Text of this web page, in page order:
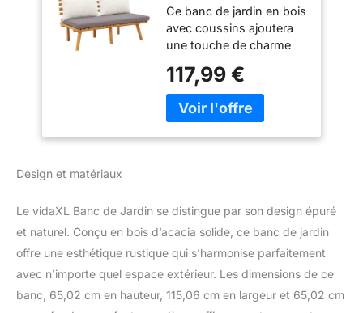
Bois Solide d'acacia
Ce banc de jardin en bois
avec coussins ajoutera
une touche de charme
à tout autre espace de
vie extérieur Le banc a
été fabriqué à partir de
coussins de dossier
épais ajoutent au confort
d'assise du banc De
assembler. Couleur :
naturel, gris foncé
117,99 €
Design et matériaux
Le vidaXL Banc de Jardin se distingue par son design épuré
et naturel. Conçu en bois d’acacia solide, ce banc de jardin
offre une esthétique rustique qui s’harmonise parfaitement
avec n’importe quel espace extérieur. Les dimensions de ce
banc, 65,02 cm en hauteur, 115,06 cm en largeur et 65,02 cm